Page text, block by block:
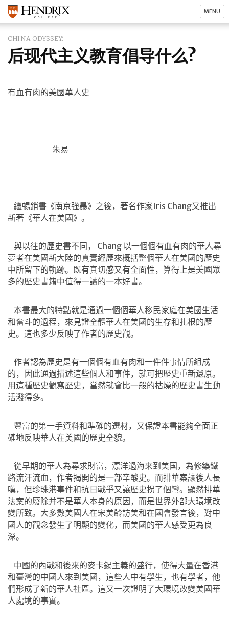
MENU
CHINA ODYSSEY
后现代主义教育倡导什么?
有血有肉的美國華人史
朱易
繼暢銷書《南京強暴》之後，著名作家Iris Chang又推出
新著《華人在美國》。
與以往的歷史書不同， Chang 以一個個有血有肉的華人尋
夢者在美國新大陸的真實經歷來概括整個華人在美國的歷史
中所留下的軌跡。既有真切感又有全面性，算得上是美國眾
多的歷史書籍中值得一讀的一本好書。
本書最大的特點就是通過一個個華人移民家庭在美國生活
和奮斗的過程，來見證全體華人在美國的生存和扎根的歷
史。這也多少反映了作者的歷史觀。
作者認為歷史是有一個個有血有肉和一件件事情所組成
的，因此通過描述這些個人和事件，就可把歷史重新還原。
用這種歷史觀寫歷史，當然就會比一般的枯燥的歷史書生動
活潑得多。
豐富的第一手資料和準確的選材，又保證本書能夠全面正
確地反映華人在美國的歷史全貌。
從早期的華人為尋求財富，漂洋過海来到美国，為修築鐵
路流汗流血，作者揭開的是一部辛酸史。而排華案讓後人長
嘆，但珍珠港事件和抗日戰爭又讓歷史拐了個彎。顯然排華
法案的廢除并不是華人本身的原因，而是世界外部大環境改
變所致。大多數美國人在宋美齡訪美和在國會發言後，對中
國人的觀念發生了明顯的變化，而美國的華人感受更為良
深。
中國的內戰和後來的麥卡錫主義的盛行，使得大量在香港
和臺灣的中國人來到美國，這些人中有學生，也有學者，他
們形成了新的華人社區。這又一次證明了大環境改變美國華
人處境的事實。